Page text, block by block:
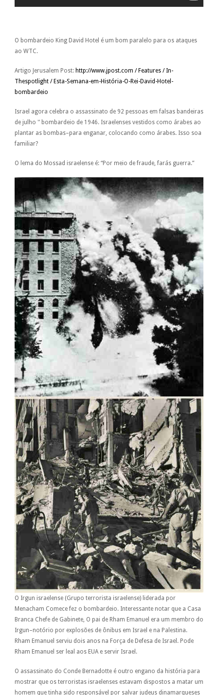
O bombardeio King David Hotel é um bom paralelo para os ataques
ao WTC.
Artigo Jerusalem Post: http://www.jpost.com / Features / In-
Thespotlight / Esta-Semana-em-História-O-Rei-David-Hotel-
bombardeio
Israel agora celebra o assassinato de 92 pessoas em falsas bandeiras
de julho '’ bombardeio de 1946. Israelenses vestidos como árabes ao
plantar as bombas–para enganar, colocando como árabes. Isso soa
familiar?
O lema do Mossad israelense é: “Por meio de fraude, farás guerra.”
O Irgun israelense (Grupo terrorista israelense) liderada por
Menacham Comece fez o bombardeio. Interessante notar que a Casa
Branca Chefe de Gabinete, O pai de Rham Emanuel era um membro do
Irgun–notório por explosões de ônibus em Israel e na Palestina.
Rham Emanuel serviu dois anos na Força de Defesa de Israel. Pode
Rham Emanuel ser leal aos EUA e servir Israel.
O assassinato do Conde Bernadotte é outro engano da história para
mostrar que os terroristas israelenses estavam dispostos a matar um
homem que tinha sido responsável por salvar judeus dinamarqueses